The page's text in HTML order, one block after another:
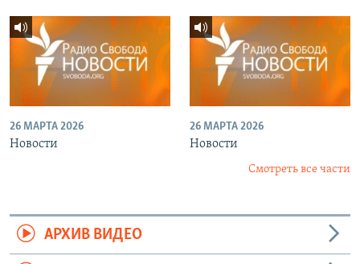
26 МАРТА 2026
Новости
26 МАРТА 2026
Новости
Смотреть все части
АРХИВ ВИДЕО